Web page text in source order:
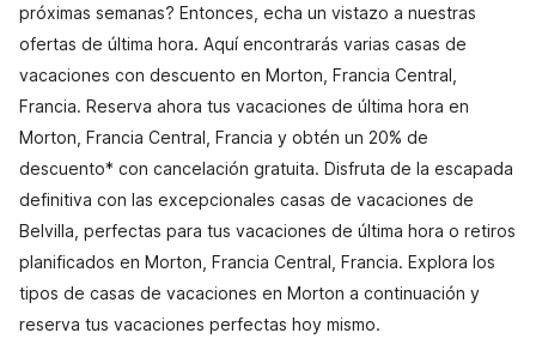
próximas semanas? Entonces, echa un vistazo a nuestras
ofertas de última hora. Aquí encontrarás varias casas de
vacaciones con descuento en Morton, Francia Central,
Francia. Reserva ahora tus vacaciones de última hora en
Morton, Francia Central, Francia y obtén un 20% de
descuento* con cancelación gratuita. Disfruta de la escapada
definitiva con las excepcionales casas de vacaciones de
Belvilla, perfectas para tus vacaciones de última hora o retiros
planificados en Morton, Francia Central, Francia. Explora los
tipos de casas de vacaciones en Morton a continuación y
reserva tus vacaciones perfectas hoy mismo.